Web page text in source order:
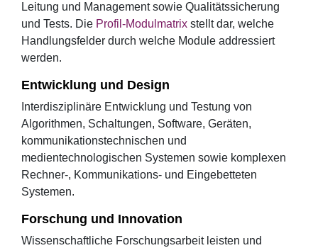
Leitung und Management sowie Qualitätssicherung
und Tests. Die Profil-Modulmatrix stellt dar, welche
Handlungsfelder durch welche Module addressiert
werden.
Entwicklung und Design
Interdisziplinäre Entwicklung und Testung von
Algorithmen, Schaltungen, Software, Geräten,
kommunikationstechnischen und
medientechnologischen Systemen sowie komplexen
Rechner-, Kommunikations- und Eingebetteten
Systemen.
Forschung und Innovation
Wissenschaftliche Forschungsarbeit leisten und